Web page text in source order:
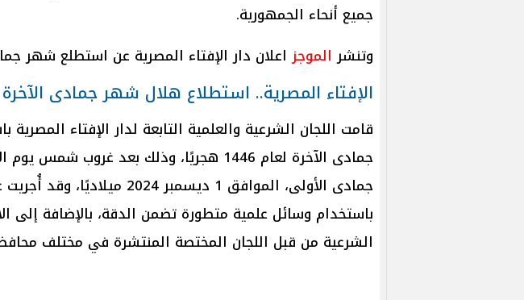
جميع أنحاء الجمهورية.
وتنشر الموجزاعلان دار الإفتاء المصرية عن استطلع شهر
الإفتاء المصرية.. استطلاع هلال شهر جمادى الآخرة
قامت اللجان الشرعية والعلمية التابعة لدار الإفتاء
جمادى الأولى، الموافق 1 ديسمبر 2024
باستخدام وسائل علمية متطورة تضمن الدقة، بالإضافة إلى
الشرعية من قبل اللجان المختصة المنتشرة في مختلف